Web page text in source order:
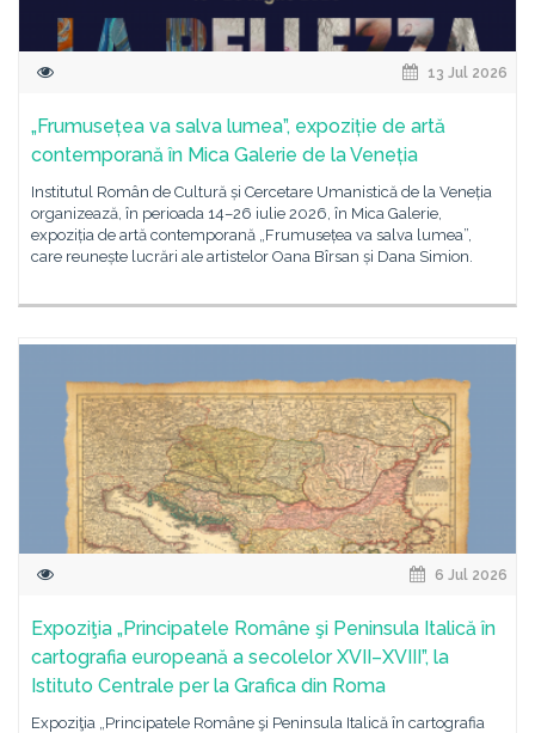
13 Jul 2026
„Frumusețea va salva lumea”, expoziție de artă
contemporană în Mica Galerie de la Veneția
Institutul Român de Cultură și Cercetare Umanistică de la Veneția
organizează, în perioada 14–26 iulie 2026, în Mica Galerie,
expoziția de artă contemporană „Frumusețea va salva lumea”,
care reunește lucrări ale artistelor Oana Bîrsan și Dana Simion.
6 Jul 2026
Expoziţia „Principatele Române şi Peninsula Italică în
cartografia europeană a secolelor XVII–XVIII”, la
Istituto Centrale per la Grafica din Roma
Expoziţia „Principatele Române şi Peninsula Italică în cartografia